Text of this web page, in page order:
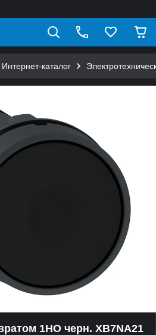
Интернет-каталог
1НО черн. XB7NA21